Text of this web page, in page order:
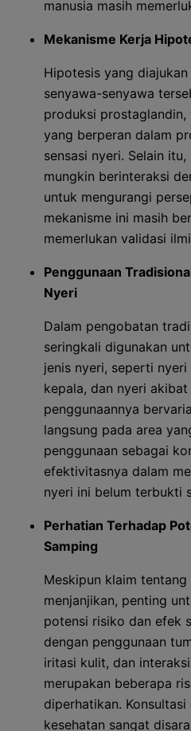
manusia masih
Mekanisme Kerja
Hipotesis yang
senyawa-senyawa
produksi prostaglandin,
yang berperan dalam
sensasi nyeri. Selain
mungkin berinteraksi
untuk mengurangi
mekanisme ini masih
memerlukan validasi
Penggunaan
Nyeri
Dalam pengobatan
seringkali digunakan
jenis nyeri, seperti
kepala, dan nyeri akibat
penggunaannya
langsung pada area
penggunaan sebagai
efektivitasnya dalam
nyeri ini belum terbukti
Perhatian Terhadap
Samping
Meskipun klaim
menjanjikan, penting
potensi risiko dan efek
dengan penggunaan
iritasi kulit, dan
merupakan beberapa
diperhatikan.
kesehatan sangat